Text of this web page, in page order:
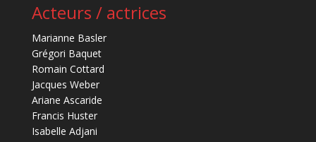
Acteurs / actrices
Marianne Basler
Grégori Baquet
Romain Cottard
Jacques Weber
Ariane Ascaride
Francis Huster
Isabelle Adjani